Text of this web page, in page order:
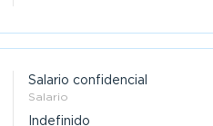
Salario confidencial
Salario
Indefinido